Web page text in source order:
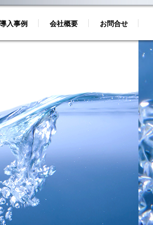
入事例 会社概要 お問合せ